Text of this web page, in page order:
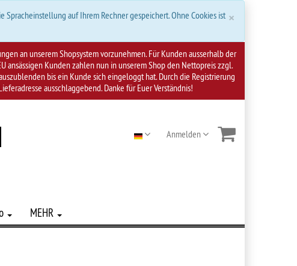
×
auf Ihrem Rechner gespeichert. Ohne Cookies ist
an unserem Shopsystem vorzunehmen. Für Kunden ausserhalb der
Kunden zahlen nun in unserem Shop den Nettopreis zzgl.
bis ein Kunde sich eingeloggt hat. Durch die Registrierung
ausschlaggebend. Danke für Euer Verständnis!
Anmelden
MEHR